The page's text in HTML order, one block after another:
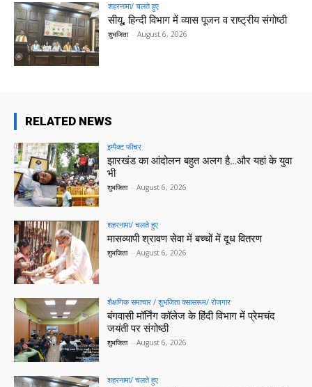
शहरनामा/ चलते हुए
सीयू, हिन्दी विभाग में व्यास पूजन व राष्ट्रीय संगोष्ठी
शुभजिता - August 6, 2026
RELATED NEWS
इम्पैक्ट फीचर
झारखंड का आंदोलन बहुत अलग है…और यहां के युवा
भी
शुभजिता - August 6, 2026
शहरनामा/ चलते हुए
मासव्यापी श्रावण सेवा में बच्चों में दूध वितरण
शुभजिता - August 6, 2026
शैक्षणिक समाचार / शुभजिता क्सासरूम/ रोजगार
बंगवासी मॉर्निंग कॉलेज के हिंदी विभाग में प्रेमचंद
जयंती पर संगोष्ठी
शुभजिता - August 6, 2026
शहरनामा/ चलते हुए